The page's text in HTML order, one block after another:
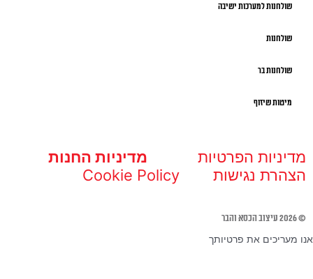
שולחנות למערכות ישיבה
שולחנות
שולחנות בר
מיטות שיזוף
מדיניות הפרטיות
מדיניות החנות
הצהרת נגישות
Cookie Policy
© 2026 עיצוב הכסא והבר
אנו מעריכים את פרטיותך